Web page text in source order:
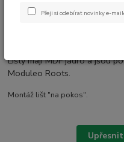
Obvodové
k vinylovým
Lišty mají MDF jádro a jsou
Moduleo Roots.
Montáž lišt "na pokos".
Přeji si odebírat novinky e-